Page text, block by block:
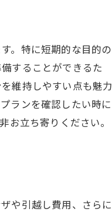
。特に短期的な目的の
することができるた
維持しやすい点も魅力
ランを確認したい時に
お立ち寄りください。
や引越し費用、さらに